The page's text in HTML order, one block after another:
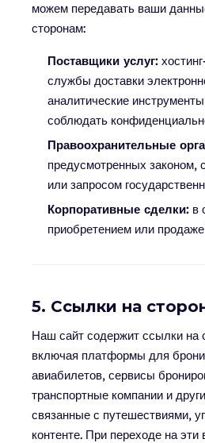
можем передавать ваши
сторонам:
Поставщики услуг:
службы доставки
аналитические
соблюдать
Правоохранительные
предусмотренных
или запросом
Корпоративные сделки: в
приобретением или
5. Ссылки на
Наш сайт содержит ссылки на
включая платформы для
авиабилетов, сервисы
транспортные компании и
связанные с путешествиями,
контенте. При переходе на